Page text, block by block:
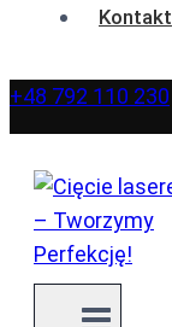
Kontakt
+48 792 110 230